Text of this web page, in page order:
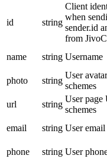
id string
Client
when
sender.id
from
name string Username
photo
string
User
schemes
url
string
User
schemes
email
string User email
phone
string User